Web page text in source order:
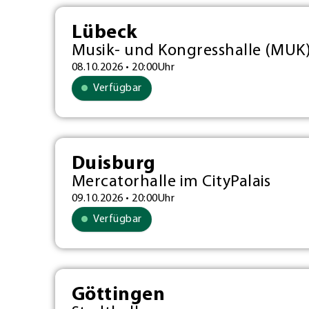
Lübeck
Musik- und Kongresshalle
08.10.2026 • 20:00Uhr
Verfügbar
Duisburg
Mercatorhalle im CityPalais
09.10.2026 • 20:00Uhr
Verfügbar
Göttingen